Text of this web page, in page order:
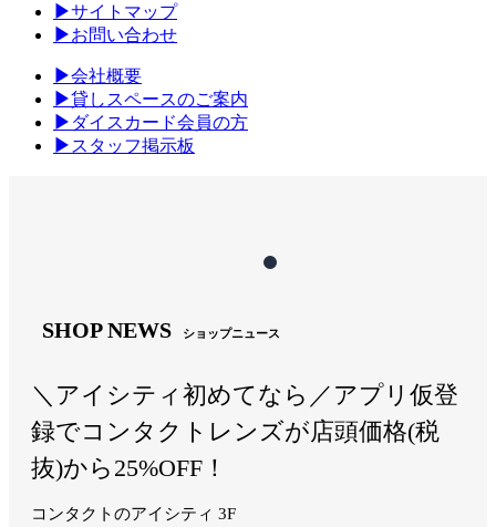
▶サイトマップ
▶お問い合わせ
▶会社概要
▶貸しスペースのご案内
▶ ダイスカード会員の方
▶ スタッフ掲示板
SHOP NEWS ショップニュース
＼アイシティ初めてなら／アプリ仮登
録でコンタクトレンズが店頭価格(税
抜)から25%OFF！
コンタクトのアイシティ 3F